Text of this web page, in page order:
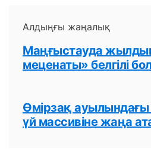
Алдыңғы жаңалық
Маңғыстауда
меценаты» белгілі
Өмірзақ ауылындағы
үй массивіне жаңа